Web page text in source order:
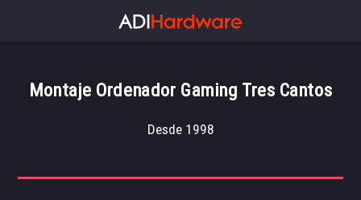
Montaje Ordenador Gaming Tres Cantos
Desde 1998